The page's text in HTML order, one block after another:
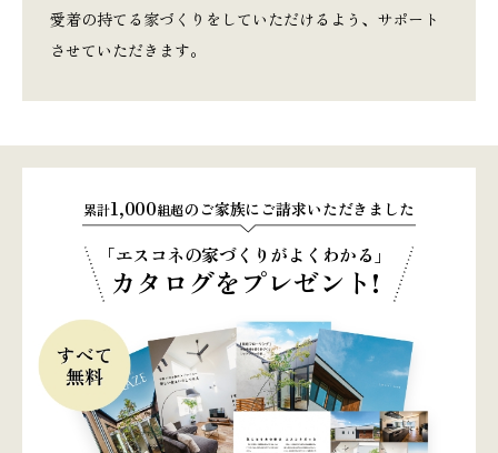
愛着の持てる家づくりをしていただけるよう、サポート
させていただきます。
累計1,000組超のご家族にご請求いただきました
「エスコネの家づくりがよくわかる」
カタログをプレゼント!